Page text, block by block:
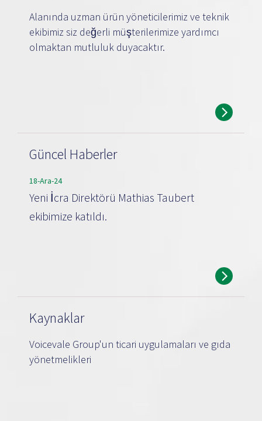
Alanında uzman ürün yöneticilerimiz ve teknik
ekibimiz siz değerli müşterilerimize yardımcı
olmaktan mutluluk duyacaktır.
Güncel Haberler
18-Ara-24
Yeni İcra Direktörü Mathias Taubert
ekibimize katıldı.
Kaynaklar
Voicevale Group'un ticari uygulamaları ve gıda
yönetmelikleri